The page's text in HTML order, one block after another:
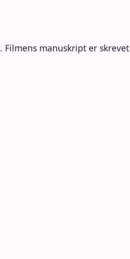
. Filmens manuskript er skrevet